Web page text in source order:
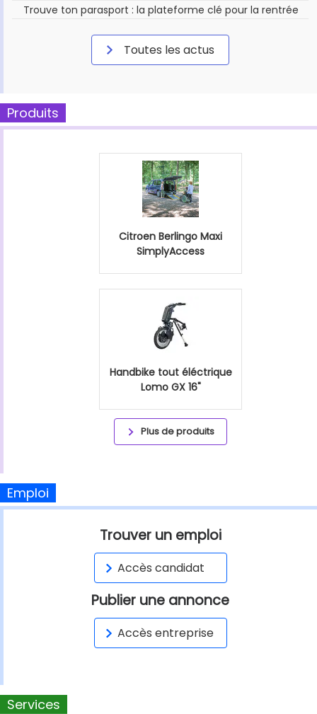
Trouve ton parasport : la plateforme clé pour la rentrée
Toutes les actus
Produits
Citroen Berlingo Maxi
SimplyAccess
Handbike tout éléctrique
Lomo GX 16"
Plus de produits
Emploi
Trouver un emploi
Accès candidat
Publier une annonce
Accès entreprise
Services